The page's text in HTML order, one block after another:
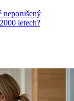
letech?